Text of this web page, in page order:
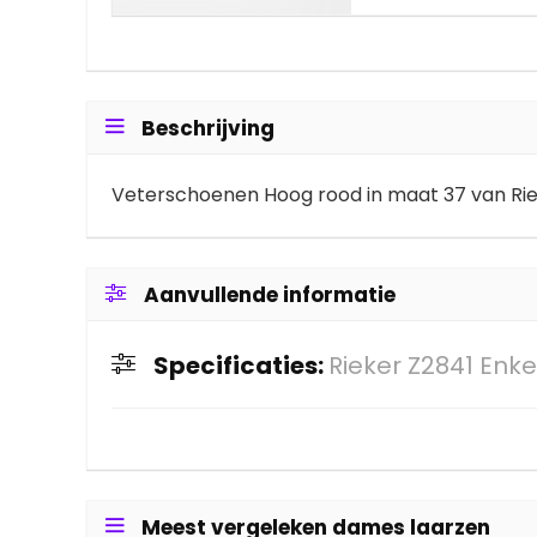
Beschrijving
Veterschoenen Hoog rood in maat 37 van
Aanvullende informatie
Specificaties: Rieker Z2841
Meest vergeleken dames laarzen